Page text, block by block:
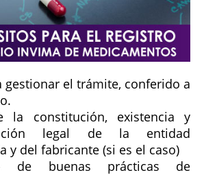
gestionar el trámite, conferido a
la constitución, existencia y
legal de la entidad
y del fabricante (si es el caso)
de buenas prácticas de